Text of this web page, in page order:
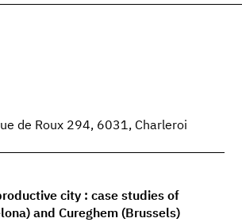
de Roux 294, 6031, Charleroi
city : case studies of
and Cureghem (Brussels)